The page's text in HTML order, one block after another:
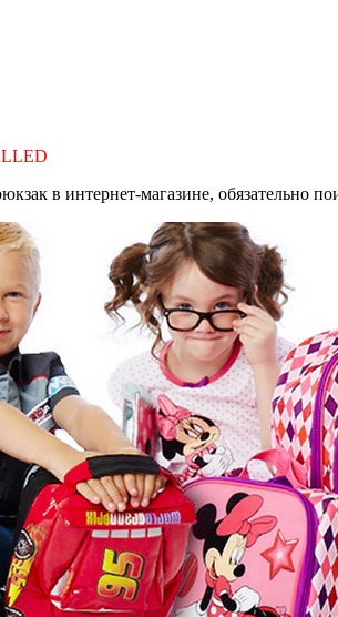
в интернет-магазине, обязательно